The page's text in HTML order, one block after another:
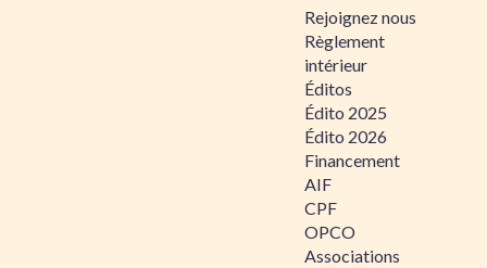
Rejoignez nous
Règlement
intérieur
Éditos
Édito 2025
Édito 2026
Financement
AIF
CPF
OPCO
Associations